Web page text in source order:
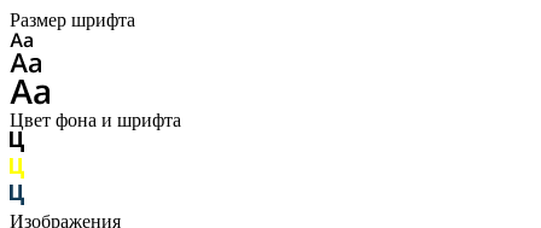
Размер шрифта
Цвет фона и шрифта
Изображения